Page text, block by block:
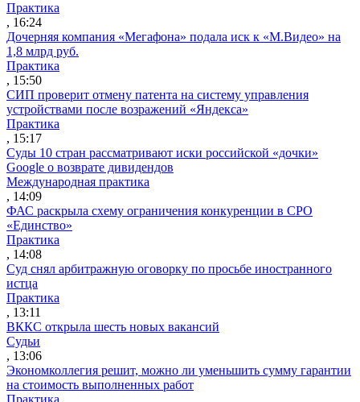
Практика
, 16:24
Дочерняя компания «Мегафона» подала иск к «М.Видео» на
1,8 млрд руб.
Практика
, 15:50
СИП проверит отмену патента на систему управления
устройствами после возражений «Яндекса»
Практика
, 15:17
Суды 10 стран рассматривают иски российской «дочки»
Google о возврате дивидендов
Международная практика
, 14:09
ФАС раскрыла схему ограничения конкуренции в СРО
«Единство»
Практика
, 14:08
Суд снял арбитражную оговорку по просьбе иностранного
истца
Практика
, 13:11
ВККС открыла шесть новых вакансий
Судьи
, 13:06
Экономколлегия решит, можно ли уменьшить сумму гарантии
на стоимость выполненных работ
Практика